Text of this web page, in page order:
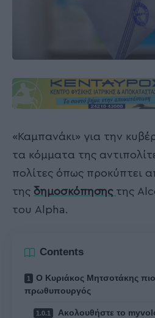
«Καμπανάκι» για την
τα κόμματα της
πολίτες όπως προκύπτει
της δημοσκόπησης της
του Alpha.
Contents
Ο Κυριάκος Μητσοτάκης πιο
πρωθυπουργός
Ακολουθήστε το